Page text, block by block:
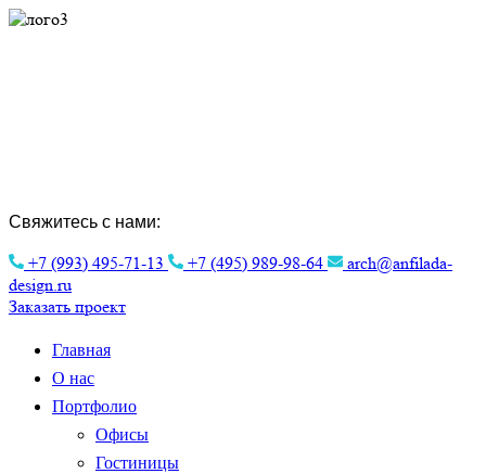
Свяжитесь с нами:
+7 (993) 495-71-13 +7 (495) 989-98-64
arch@anfilada-
design.ru
Заказать проект
Главная
О нас
Портфолио
Офисы
Гостиницы